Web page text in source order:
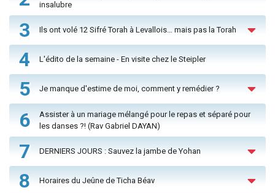
insalubre
3 Ils ont volé 12 Sifré Torah à Levallois… mais pas la Torah
4 L'édito de la semaine - En visite chez le Steipler
5 Je manque d'estime de moi, comment y remédier ?
6
Assister à un mariage mélangé pour le repas et séparé pour
les danses ?! (Rav Gabriel DAYAN)
7 DERNIERS JOURS : Sauvez la jambe de Yohan
8 Horaires du Jeûne de Ticha Béav